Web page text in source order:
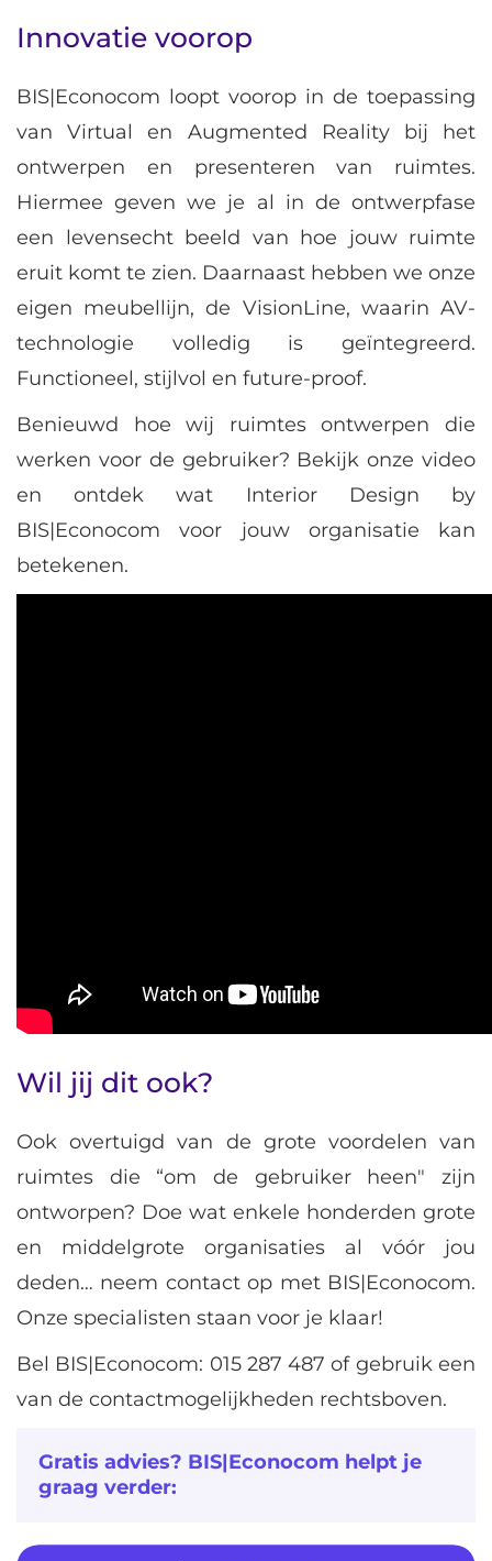
Innovatie voorop
BIS|Econocom loopt voorop in de toepassing
van Virtual en Augmented Reality bij het
ontwerpen en presenteren van ruimtes.
Hiermee geven we je al in de ontwerpfase
een levensecht beeld van hoe jouw ruimte
eruit komt te zien. Daarnaast hebben we onze
eigen meubellijn, de VisionLine, waarin AV-
technologie volledig is geïntegreerd.
Functioneel, stijlvol en future-proof.
Benieuwd hoe wij ruimtes ontwerpen die
werken voor de gebruiker? Bekijk onze video
en ontdek wat Interior Design by
BIS|Econocom voor jouw organisatie kan
betekenen.
Wil jij dit ook?
Ook overtuigd van de grote voordelen van
ruimtes die “om de gebruiker heen" zijn
ontworpen? Doe wat enkele honderden grote
en middelgrote organisaties al vóór jou
deden… neem contact op met BIS|Econocom.
Onze specialisten staan voor je klaar!
Bel BIS|Econocom: 015 287 487 of gebruik een
van de contactmogelijkheden rechtsboven.
Gratis advies? BIS|Econocom helpt je
graag verder: